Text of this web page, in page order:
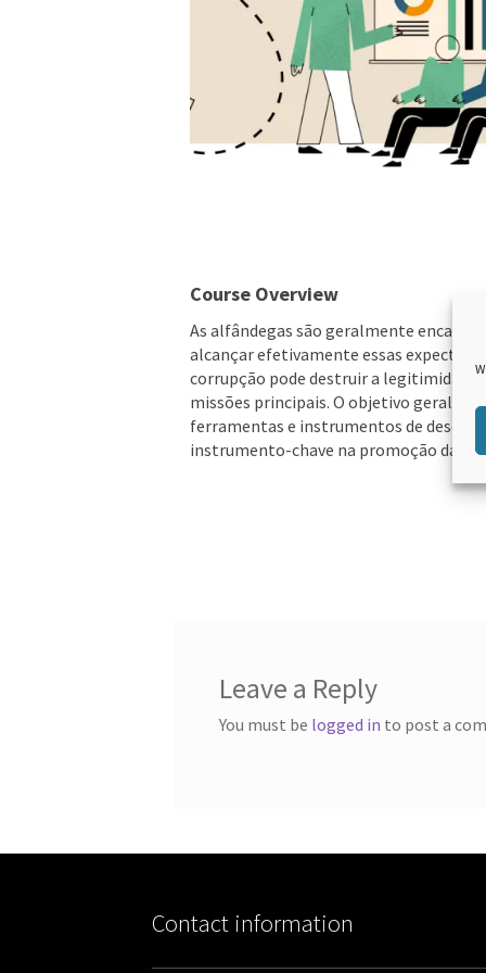
Course Overview
As alfândegas são geralmente
alcançar efetivamente essas
corrupção pode destruir a legitimidade
missões principais. O objetivo geral
ferramentas e instrumentos de
instrumento-chave na promoção da
Leave a Reply
You must be logged in to post a
Contact information